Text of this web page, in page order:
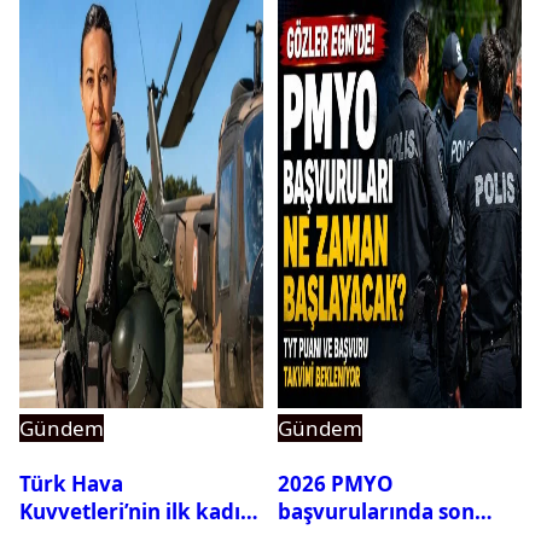
Gündem
Türk Hava
Kuvvetleri’nin ilk kadın
Gündem
2026 PMYO
başvurularında son